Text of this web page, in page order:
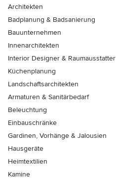
Architekten
Badplanung & Badsanierung
Bauunternehmen
Innenarchitekten
Interior Designer & Raumausstatter
Küchenplanung
Landschaftsarchitekten
Armaturen & Sanitärbedarf
Beleuchtung
Einbauschränke
Gardinen, Vorhänge & Jalousien
Hausgeräte
Heimtextilien
Kamine